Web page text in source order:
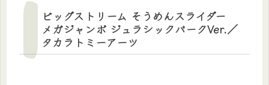
ビッグストリーム そうめんスライダー
メガジャンボ ジュラシックパークVer.／
タカラトミーアーツ